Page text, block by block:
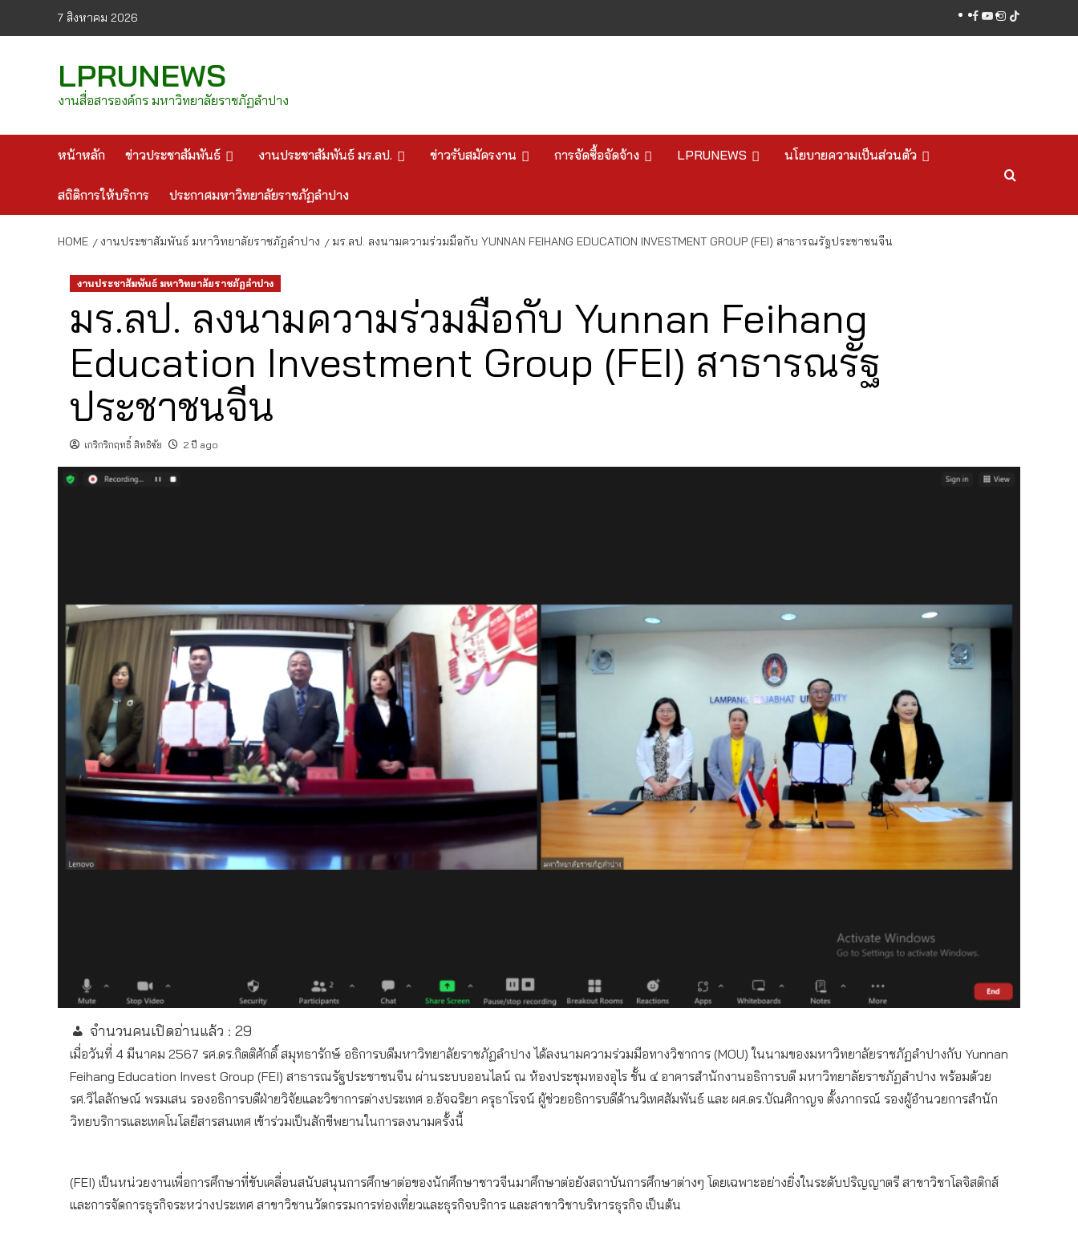
7 สิงหาคม 2026 facebook
youtube
instagram
tiktok
LPRUNEWS
งานสื่อสารองค์กร มหาวิทยาลัยราชภัฏลำปาง
หน้าหลัก ข่าวประชาสัมพันธ์ งานประชาสัมพันธ์ มร.ลป. ข่าวรับสมัครงาน การจัดซื้อจัดจ้าง LPRUNEWS นโยบายความเป็นส่วนตัว
สถิติการให้บริการ ประกาศมหาวิทยาลัยราชภัฏลำปาง
HOME งานประชาสัมพันธ์ มหาวิทยาลัยราชภัฏลำปาง มร.ลป. ลงนามความร่วมมือกับ YUNNAN FEIHANG EDUCATION INVESTMENT GROUP (FEI) สาธารณรัฐประชาชนจีน
งานประชาสัมพันธ์ มหาวิทยาลัยราชภัฏลำปาง
มร.ลป. ลงนามความร่วมมือกับ Yunnan Feihang
Education Investment Group (FEI) สาธารณรัฐ
ประชาชนจีน
เกริกริกฤทธิ์ สิทธิชัย 2 ปี ago
จำนวนคนเปิดอ่านแล้ว : 29
เมื่อวันที่ 4 มีนาคม 2567 รศ.ดร.กิตติศักดิ์ สมุทธารักษ์ อธิการบดีมหาวิทยาลัยราชภัฏลำปาง ได้ลงนามความร่วมมือทางวิชาการ (MOU) ในนามของมหาวิทยาลัยราชภัฏลำปางกับ Yunnan
Feihang Education Invest Group (FEI) สาธารณรัฐประชาชนจีน ผ่านระบบออนไลน์ ณ ห้องประชุมทองอุไร ชั้น ๔ อาคารสำนักงานอธิการบดี มหาวิทยาลัยราชภัฏลำปาง พร้อมด้วย
รศ.วิไลลักษณ์ พรมเสน รองอธิการบดีฝ่ายวิจัยและวิชาการต่างประเทศ อ.อัจฉริยา ครุธาโรจน์ ผู้ช่วยอธิการบดีด้านวิเทศสัมพันธ์ และ ผศ.ดร.บัณศิกาญจ ตั้งภากรณ์ รองผู้อำนวยการสำนัก
วิทยบริการและเทคโนโลยีสารสนเทศ เข้าร่วมเป็นสักขีพยานในการลงนามครั้งนี้
(FEI) เป็นหน่วยงานเพื่อการศึกษาที่ขับเคลื่อนสนับสนุนการศึกษาต่อของนักศึกษาชาวจีนมาศึกษาต่อยังสถาบันการศึกษาต่างๆ โดยเฉพาะอย่างยิ่งในระดับปริญญาตรี สาขาวิชาโลจิสติกส์
และการจัดการธุรกิจระหว่างประเทศ สาขาวิชานวัตกรรมการท่องเที่ยวและธุรกิจบริการ และสาขาวิชาบริหารธุรกิจ เป็นต้น